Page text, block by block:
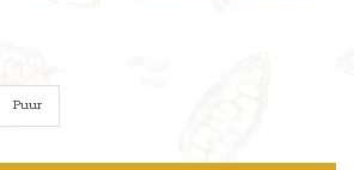
Puur